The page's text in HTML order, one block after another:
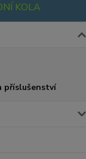
KOLA
příslušenství